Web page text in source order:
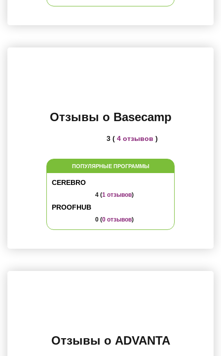
Отзывы о Basecamp
3 ( 4 отзывов )
ПОПУЛЯРНЫЕ ПРОГРАММЫ
CEREBRO
4 (1 отзывов)
PROOFHUB
0 (0 отзывов)
Отзывы о ADVANTA